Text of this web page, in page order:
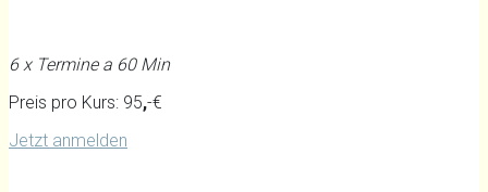
6 x Termine a 60 Min
Preis pro Kurs: 95,-€
Jetzt anmelden